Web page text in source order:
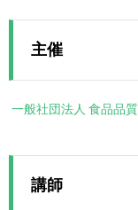
主催
一般社団法人 食品品
講師